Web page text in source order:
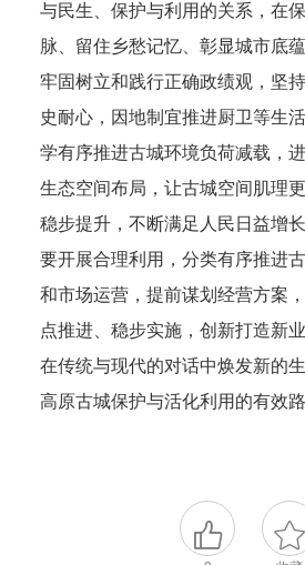
与民生、保护与利用的关系，在
脉、留住乡愁记忆、彰显城市底
牢固树立和践行正确政绩观，坚
史耐心，因地制宜推进厨卫等生
学有序推进古城环境负荷减载，
生态空间布局，让古城空间肌理
稳步提升，不断满足人民日益增
要开展合理利用，分类有序推进
和市场运营，提前谋划经营方案
点推进、稳步实施，创新打造新
在传统与现代的对话中焕发新的
高原古城保护与活化利用的有效路